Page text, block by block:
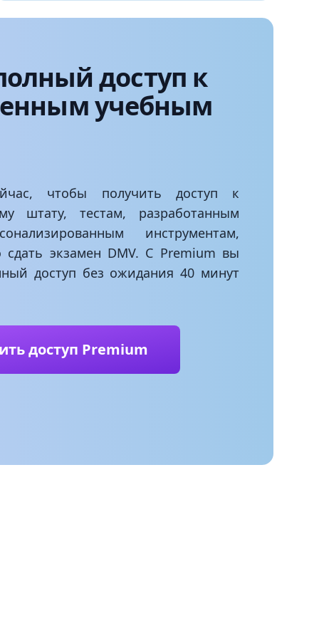
доступ к
учебным
чтобы получить доступ к
штату, тестам, разработанным
инструментам,
сдать экзамен DMV. С Premium вы
доступ без ожидания 40 минут
доступ Premium